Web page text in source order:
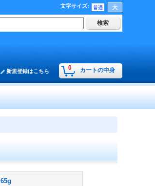
文字サイズ:
0 カートの中身
新規登録はこちら
65g